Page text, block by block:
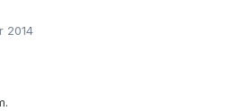
2014